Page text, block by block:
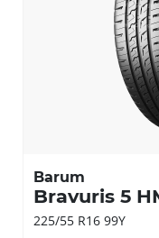
Barum
Bravuris 5
225/55 R16 99Y